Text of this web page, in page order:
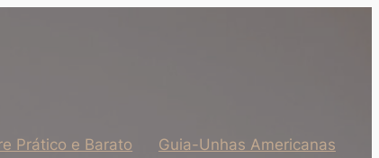
Prático e Barato
Guia-Unhas Americanas